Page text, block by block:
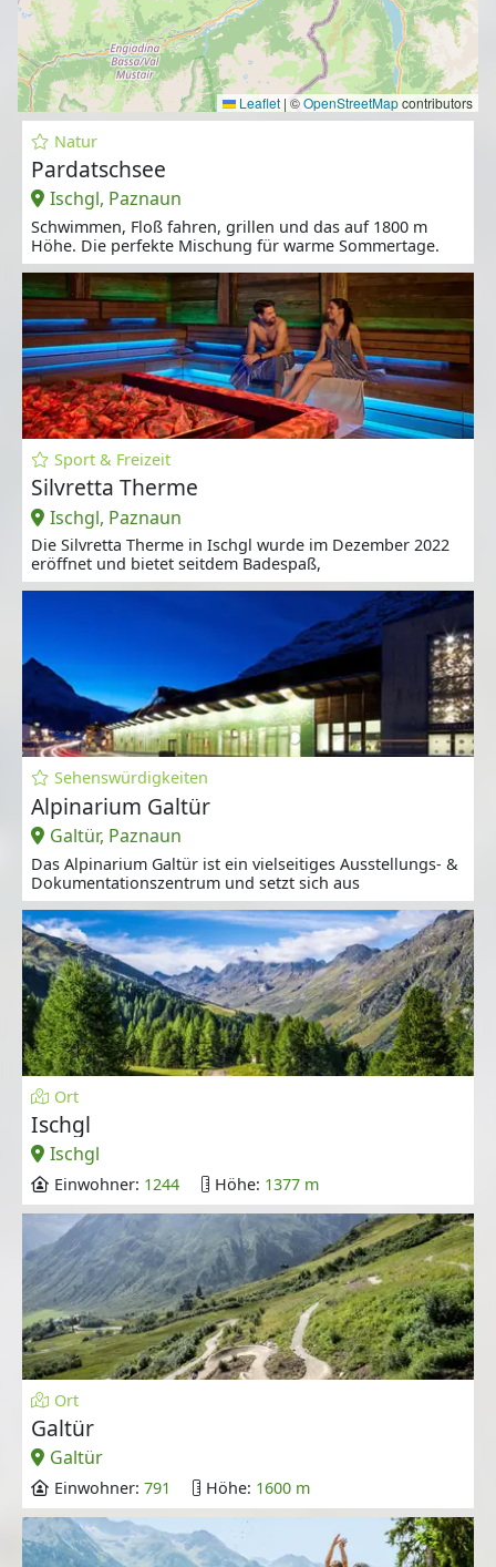
Leaflet | ©OpenStreetMapcontributors
Natur
Pardatschsee
Ischgl, Paznaun
Schwimmen, Floß fahren, grillen und das auf 1800 m
Höhe. Die perfekte Mischung für warme Sommertage.
Sport & Freizeit
Silvretta Therme
Ischgl, Paznaun
Die Silvretta Therme in Ischgl wurde im Dezember 2022
eröffnet und bietet seitdem Badespaß,
Sehenswürdigkeiten
Alpinarium Galtür
Galtür, Paznaun
Das Alpinarium Galtür ist ein vielseitiges Ausstellungs- &
Dokumentationszentrum und setzt sich aus
Ort
Ischgl
Ischgl
Einwohner: 1244 Höhe: 1377 m
Ort
Galtür
Galtür
Einwohner: 791 Höhe: 1600 m